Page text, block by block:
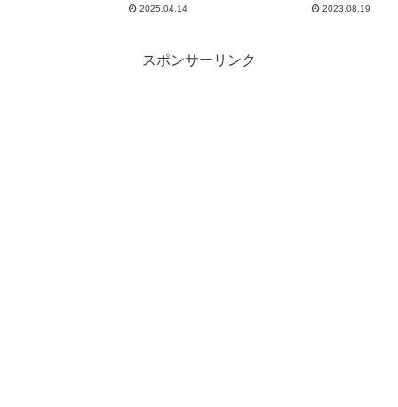
2025.04.14 2023.08.19
スポンサーリンク